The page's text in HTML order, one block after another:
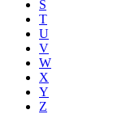
S
T
U
V
W
X
Y
Z